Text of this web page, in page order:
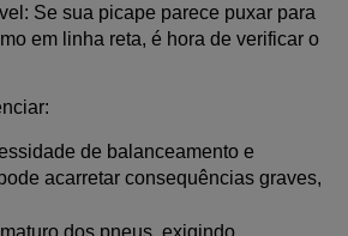
Se sua picape parece puxar para
em linha reta, é hora de verificar o
de balanceamento e
acarretar consequências graves,